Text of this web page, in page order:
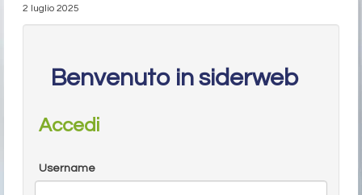
2 luglio 2025
Benvenuto in siderweb
Accedi
Username